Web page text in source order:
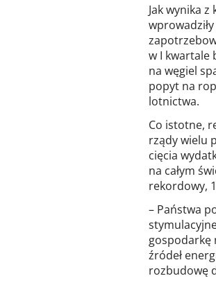
Jak wynika
w I kwartale
na węgiel
popyt na
lotnictwa.
Co istotne,
rządy wielu
cięcia
na całym
rekordowy,
– Państwa
gospodarkę
źródeł
rozbudowę